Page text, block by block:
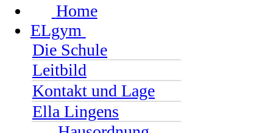
Home
ELgym
Die Schule
Leitbild
Kontakt und Lage
Ella Lingens